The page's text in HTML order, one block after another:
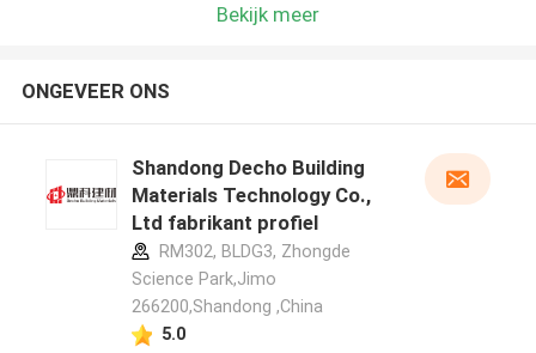
Bekijk meer
ONGEVEER ONS
Shandong Decho Building
Materials Technology Co.,
Ltd fabrikant profiel
RM302, BLDG3, Zhongde
Science Park,Jimo
266200,Shandong ,China
5.0